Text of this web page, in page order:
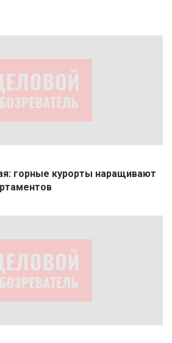
горные курорты наращивают